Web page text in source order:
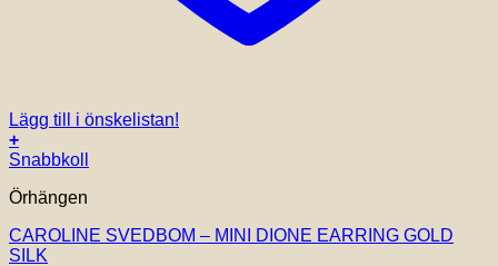
Lägg till i önskelistan!
+
Snabbkoll
Örhängen
CAROLINE SVEDBOM – MINI DIONE EARRING GOLD
SILK